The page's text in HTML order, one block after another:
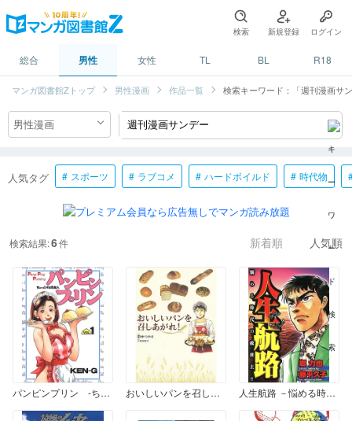
検索 新規登録 ログイン
総合 男性 女性 TL BL R18
マンガ図書館Zトップ 男性漫画 作品一覧 検索キーワード：「週刊漫画サ
人気タグ スポーツ ラブコメ ハードボイルド 時代物
検索結果:6件 新着順 人気順
パンピンプリン -ちょっとＨな同居人- 1 おいしいパンを召しあがれ! 人生航路 －悩める時代の救世主!!－